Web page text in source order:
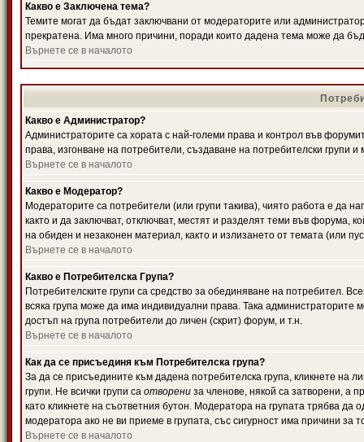
Какво е Заключена тема?
Темите могат да бъдат заключвани от модераторите или
прекратена. Има много причини, поради които дадена тема може да
Върнете се в началото
Какво е Администратор?
Администраторите са хората с най-големи права и контрол във
права, изгонване на потребители, създаване на потребителски групи
Върнете се в началото
Какво е Модератор?
Модераторите са потребители (или групи такива), чиято работа е да
както и да заключват, отключват, местят и разделят теми във форума,
на обиден и незаконен материал, както и излизането от темата (или
Върнете се в началото
Какво е Потребителска Група?
Потребителските групи са средство за обединяване на потребител.
всяка група може да има индивидуални права. Така
достъп на група потребители до личен (скрит) форум, и т.н.
Върнете се в началото
Как да се присъединя към Потребителска група?
За да се присъедините към дадена потребителска група, кликнете на
групи. Не всички групи са отворени за членове, някой са затворени, а
като кликнете на съответния бутон. Модератора на групата трябва
модератора ако не ви приеме в групата, със сигурност има причини за
Върнете се в началото